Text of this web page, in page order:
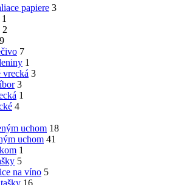
papiere 3
1
2
7
1
vrecká 3
3
1
4
uchom 18
uchom 41
1
5
na víno 5